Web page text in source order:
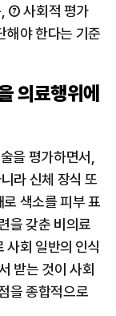
⑦ 사회적 평가
해야 한다는 기준
의료행위에
을 평가하면서,
라 신체 장식 또
색소를 피부 표
을 갖춘 비의료
사회 일반의 인식
받는 것이 사회
을 종합적으로